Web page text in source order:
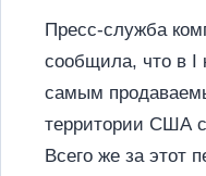
Пресс-служба
сообщила, что в I
самым
территории США
Всего же за этот